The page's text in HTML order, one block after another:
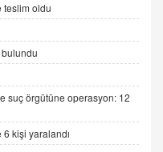
Dava Açmadan Önce
teslim oldu
suç örgütüne operasyon: 12
kişi yaralandı